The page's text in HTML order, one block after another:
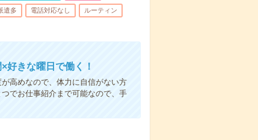
遣多 電話対応なし ルーティン
好きな曜日で働く！
高めなので、体力に自信がない方
でお仕事紹介まで可能なので、手